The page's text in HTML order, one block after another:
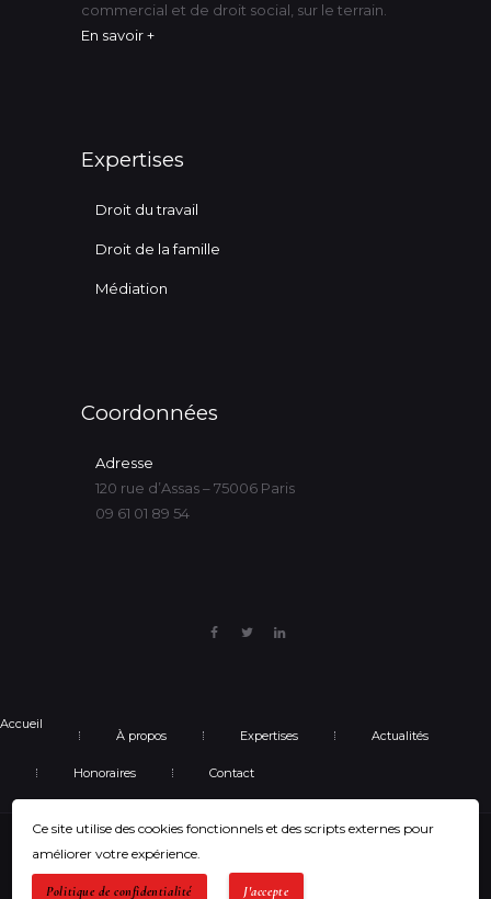
Ce site utilise des cookies fonctionnels et des scripts externes pour
améliorer votre expérience.
Politique de confidentialité J'accepte
commercial et de droit social, sur le terrain.
En savoir +
Expertises
Droit du travail
Droit de la famille
Médiation
Coordonnées
Adresse
120 rue d’Assas – 75006 Paris
09 61 01 89 54
Accueil
À propos Expertises Actualités
Honoraires Contact
Copyright : Maître Maryvonne HENRY - avocate - Tous
droits réservésMentions Légaleset